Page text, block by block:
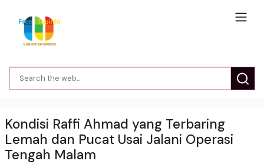
Kondisi Raffi Ahmad yang Terbaring
Lemah dan Pucat Usai Jalani Operasi
Tengah Malam